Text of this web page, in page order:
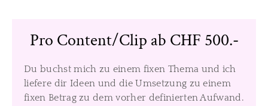
Pro Content/Clip ab CHF 500.-
Du buchst mich zu einem fixen Thema und ich
liefere dir Ideen und die Umsetzung zu einem
fixen Betrag zu dem vorher definierten Aufwand.